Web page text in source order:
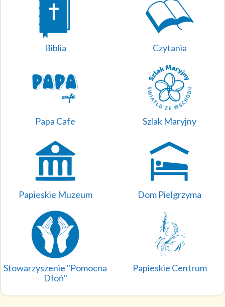
Biblia Czytania
Papa Cafe Szlak Maryjny
Papieskie Muzeum Dom Pielgrzyma
Stowarzyszenie "Pomocna
Dłoń"
Papieskie Centrum